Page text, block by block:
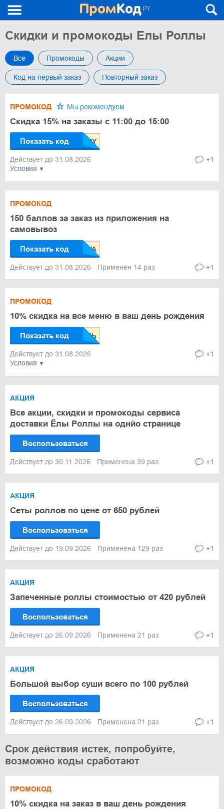
Скидки и промокоды Елы Роллы
Все Промокоды Акции
Код на первый заказ Повторный заказ
Условия
ПРОМОКОД Мы рекомендуем
Скидка 15% на заказы с 11:00 до 15:00
Показать код
Действует до 31.08.2026 +1
ПРОМОКОД
150 баллов за заказ из приложения на
самовывоз
Показать код
Действует до 31.08.2026 Применен 14 раз +1
Условия
ПРОМОКОД
10% скидка на все меню в ваш день рождения
Показать код
Действует до 31.08.2026 +1
АКЦИЯ
Все акции, скидки и промокоды сервиса
доставки Ёлы Роллы на однйо странице
Воспользоваться
Действует до 30.11.2026 Применена 39 раз +1
АКЦИЯ
Сеты роллов по цене от 650 рублей
Воспользоваться
Действует до 19.09.2026 Применена 129 раз +1
АКЦИЯ
Запеченные роллы стоимостью от 420 рублей
Воспользоваться
Действует до 26.09.2026 Применена 21 раз +1
АКЦИЯ
Большой выбор суши всего по 100 рублей
Воспользоваться
Действует до 26.09.2026 Применена 21 раз +1
Срок действия истек, попробуйте,
возможно коды сработают
ПРОМОКОД
10% скидка на заказ в ваш день рождения